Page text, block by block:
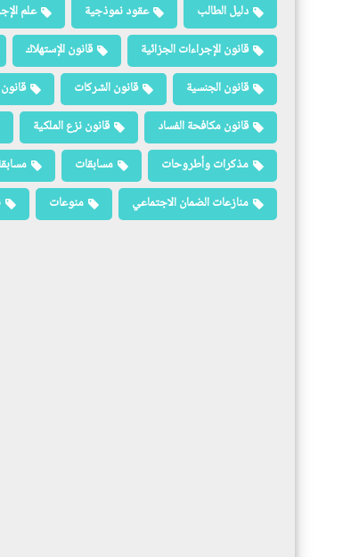
دليل الطالب
عقود نموذجية علم
قانون الإجراءات الجزائية
قانون الإستهلاك
قانون الجنسية
قانون الشركات
قانون مكافحة الفساد
قانون نزع الملكية
مذكرات وأطروحات
مسابقات
منازعات الضمان الاجتماعي
منوعات